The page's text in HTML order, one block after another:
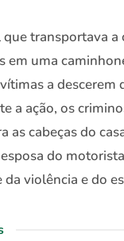
que transportava
em uma
a descerem
a ação, os
as cabeças do
do
violência e do